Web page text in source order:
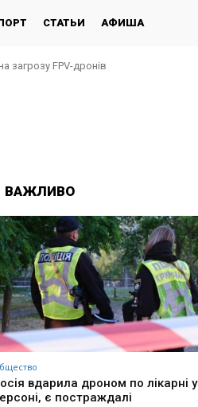
СТАТЬИ АФИША
загрозу FPV-дронів
ВАЖЛИВО
вдарила дроном по лікарні у
є постраждалі